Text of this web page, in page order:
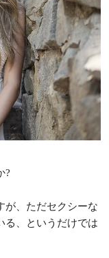
?
が、ただセクシーな
る、というだけでは